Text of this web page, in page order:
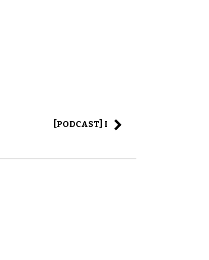
[PODCAST] LA SAGA ALEX JONES